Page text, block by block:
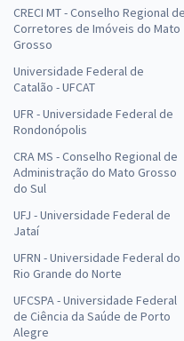
CRECI MT - Conselho Regional de
Corretores de Imóveis do Mato
Grosso
Universidade Federal de
Catalão - UFCAT
UFR - Universidade Federal de
Rondonópolis
CRA MS - Conselho Regional de
Administração do Mato Grosso
do Sul
UFJ - Universidade Federal de
Jataí
UFRN - Universidade Federal do
Rio Grande do Norte
UFCSPA - Universidade Federal
de Ciência da Saúde de Porto
Alegre